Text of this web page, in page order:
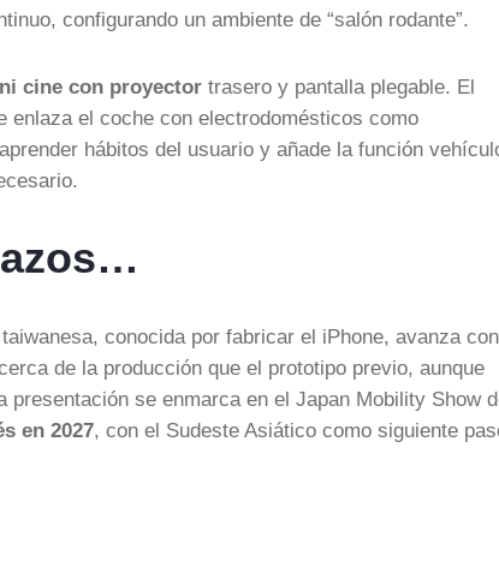
configurando un ambiente de “salón rodante”.
cine con proyector trasero y pantalla plegable. El
enlaza el coche con electrodomésticos como
hábitos del usuario y añade la función
conocida por fabricar el iPhone, avanza con
de la producción que el prototipo previo, aunque
se enmarca en el Japan Mobility Show
en 2027, con el Sudeste Asiático como siguiente